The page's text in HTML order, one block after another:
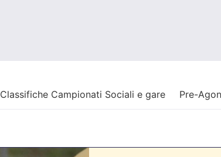
Classifiche Campionati Sociali e gare Pre-